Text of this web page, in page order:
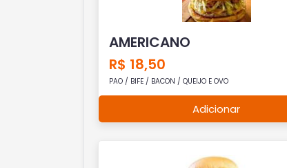
AMERICANO
R$ 18,50
PAO / BIFE / BACON / QUEIJO E OVO
Adicionar